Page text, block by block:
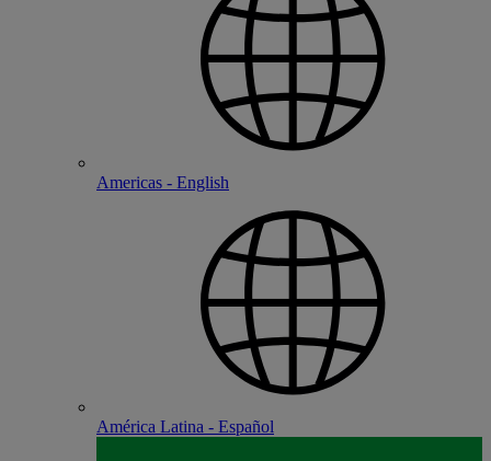
Americas - English
América Latina - Español